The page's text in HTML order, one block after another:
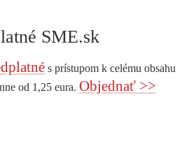
SME.sk
s prístupom k celému obsahu
od 1,25 eura. Objednať >>